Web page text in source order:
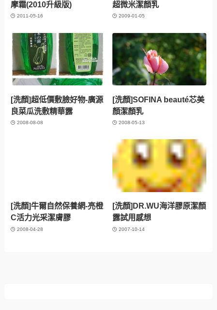
摩霜(2010升級版)
2011-05-16
超微米潔顏乳
2009-01-05
[洗顏]超低價敷臉好物-廣源
良菜瓜洗敷精華露
2008-08-08
[洗顏]SOFINA beauté芯美
顏潔顏乳
2008-05-13
[洗顏]牛爾自然保養網-亮橙
C活力光采潔膚膠
2008-04-28
[洗顏]DR.WU海洋膠原潔顏
露試用感想
2007-10-14